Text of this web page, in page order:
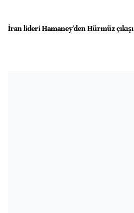
İran lideri Hamaney'den Hürmüz çıkışı